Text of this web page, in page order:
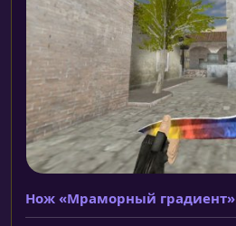
Нож «Мраморный градиент»